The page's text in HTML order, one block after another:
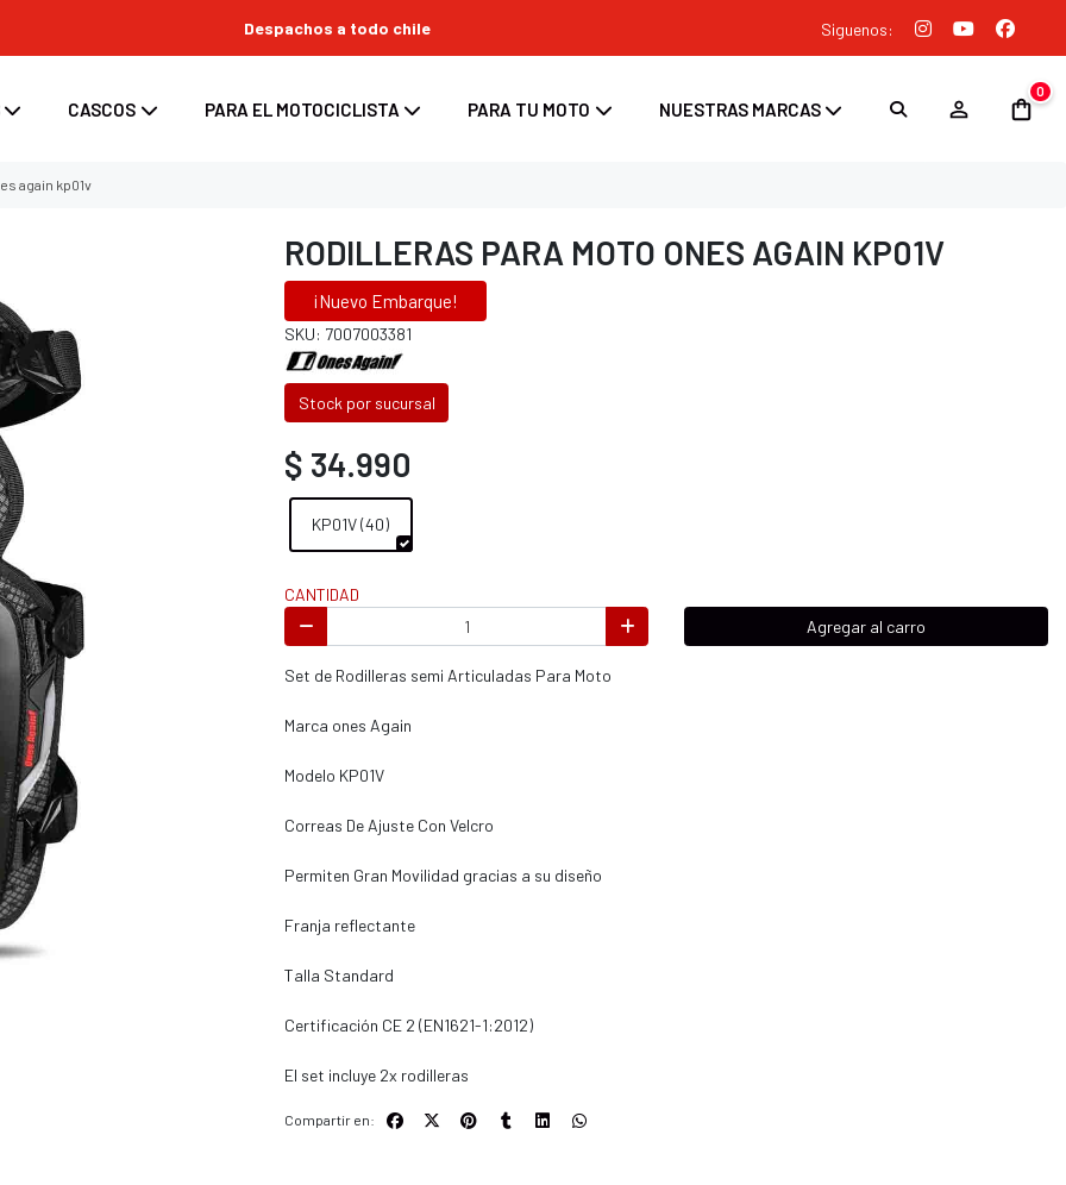
Despachos a todo chile Siguenos:
CASCOS
casco
PARA EL MOTOCICLISTA
enduro
/ enduro
/ enduro
/ enduro
PARA TU MOTO
moto
para moto
Top Case para moto
Maletas laterales para moto
Bolsos y Alforjas para moto
/ enduro / ATV
NUESTRAS MARCAS
0
again kp01v
RODILLERAS PARA MOTO ONES AGAIN KP01V
¡Nuevo Embarque!
SKU: 7007003381
Stock por sucursal
$ 34.990
KP01V (40)
CANTIDAD
Agregar al carro
Set de Rodilleras semi Articuladas Para Moto
Marca ones Again
Modelo KP01V
Correas De Ajuste Con Velcro
Permiten Gran Movilidad gracias a su diseño
Franja reflectante
Talla Standard
Certificación CE 2 (EN1621-1:2012)
El set incluye 2x rodilleras
Compartir en: